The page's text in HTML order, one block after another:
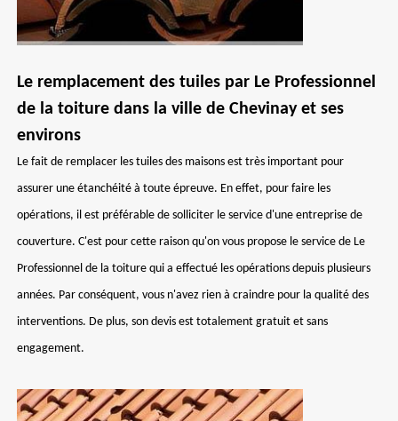
Le remplacement des tuiles par Le Professionnel
de la toiture dans la ville de Chevinay et ses
environs
Le fait de remplacer les tuiles des maisons est très important pour
assurer une étanchéité à toute épreuve. En effet, pour faire les
opérations, il est préférable de solliciter le service d'une entreprise de
couverture. C'est pour cette raison qu'on vous propose le service de Le
Professionnel de la toiture qui a effectué les opérations depuis plusieurs
années. Par conséquent, vous n'avez rien à craindre pour la qualité des
interventions. De plus, son devis est totalement gratuit et sans
engagement.